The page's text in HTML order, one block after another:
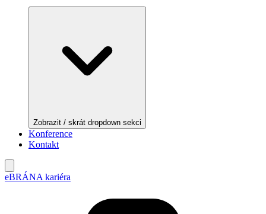
Zobrazit / skrát dropdown sekci
Konference
Kontakt
eBRÁNA kariéra